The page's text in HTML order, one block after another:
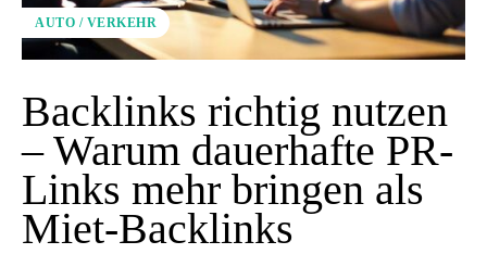
AUTO / VERKEHR
Backlinks richtig nutzen
– Warum dauerhafte PR-
Links mehr bringen als
Miet-Backlinks